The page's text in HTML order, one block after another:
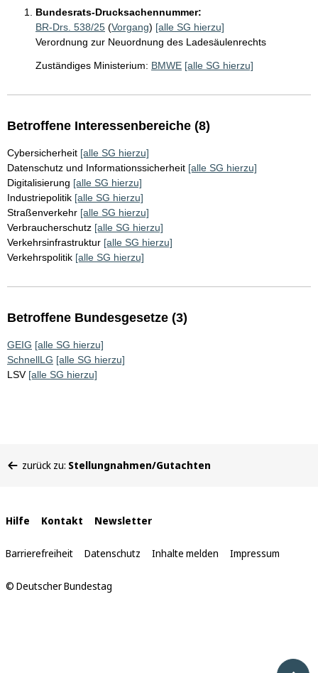
Bundesrats-Drucksachennummer:
BR-Drs. 538/25 (Vorgang) [alle SG hierzu]
Verordnung zur Neuordnung des Ladesäulenrechts
Zuständiges Ministerium: BMWE [alle SG hierzu]
Betroffene Interessenbereiche (8)
Cybersicherheit [alle SG hierzu]
Datenschutz und Informationssicherheit [alle SG hierzu]
Digitalisierung [alle SG hierzu]
Industriepolitik [alle SG hierzu]
Straßenverkehr [alle SG hierzu]
Verbraucherschutz [alle SG hierzu]
Verkehrsinfrastruktur [alle SG hierzu]
Verkehrspolitik [alle SG hierzu]
Betroffene Bundesgesetze (3)
GEIG [alle SG hierzu]
SchnellLG [alle SG hierzu]
LSV [alle SG hierzu]
befinden
zurück zu: Stellungnahmen/Gutachten
Interne
Links
Hilfe Kontakt Newsletter
Barrierefreiheit Datenschutz Inhalte melden Impressum
© Deutscher Bundestag